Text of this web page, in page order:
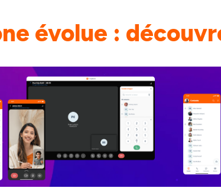
évolue :